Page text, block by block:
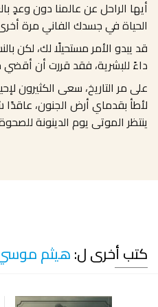
أيها الراحل عن عالمنا دون وعدٍ
الحياة في جسدك الفاني مرة
قد يبدو الأمر مستحيلًا لك، لكن
داءً للبشرية، فقد قررت أن
على مر التاريخ، سعى الكثيرون
لأطأ بقدماي أرض الجنون، عاقدًا
ينتظر الموتى يوم الدينونة
كتب أخرى ل:هيثم